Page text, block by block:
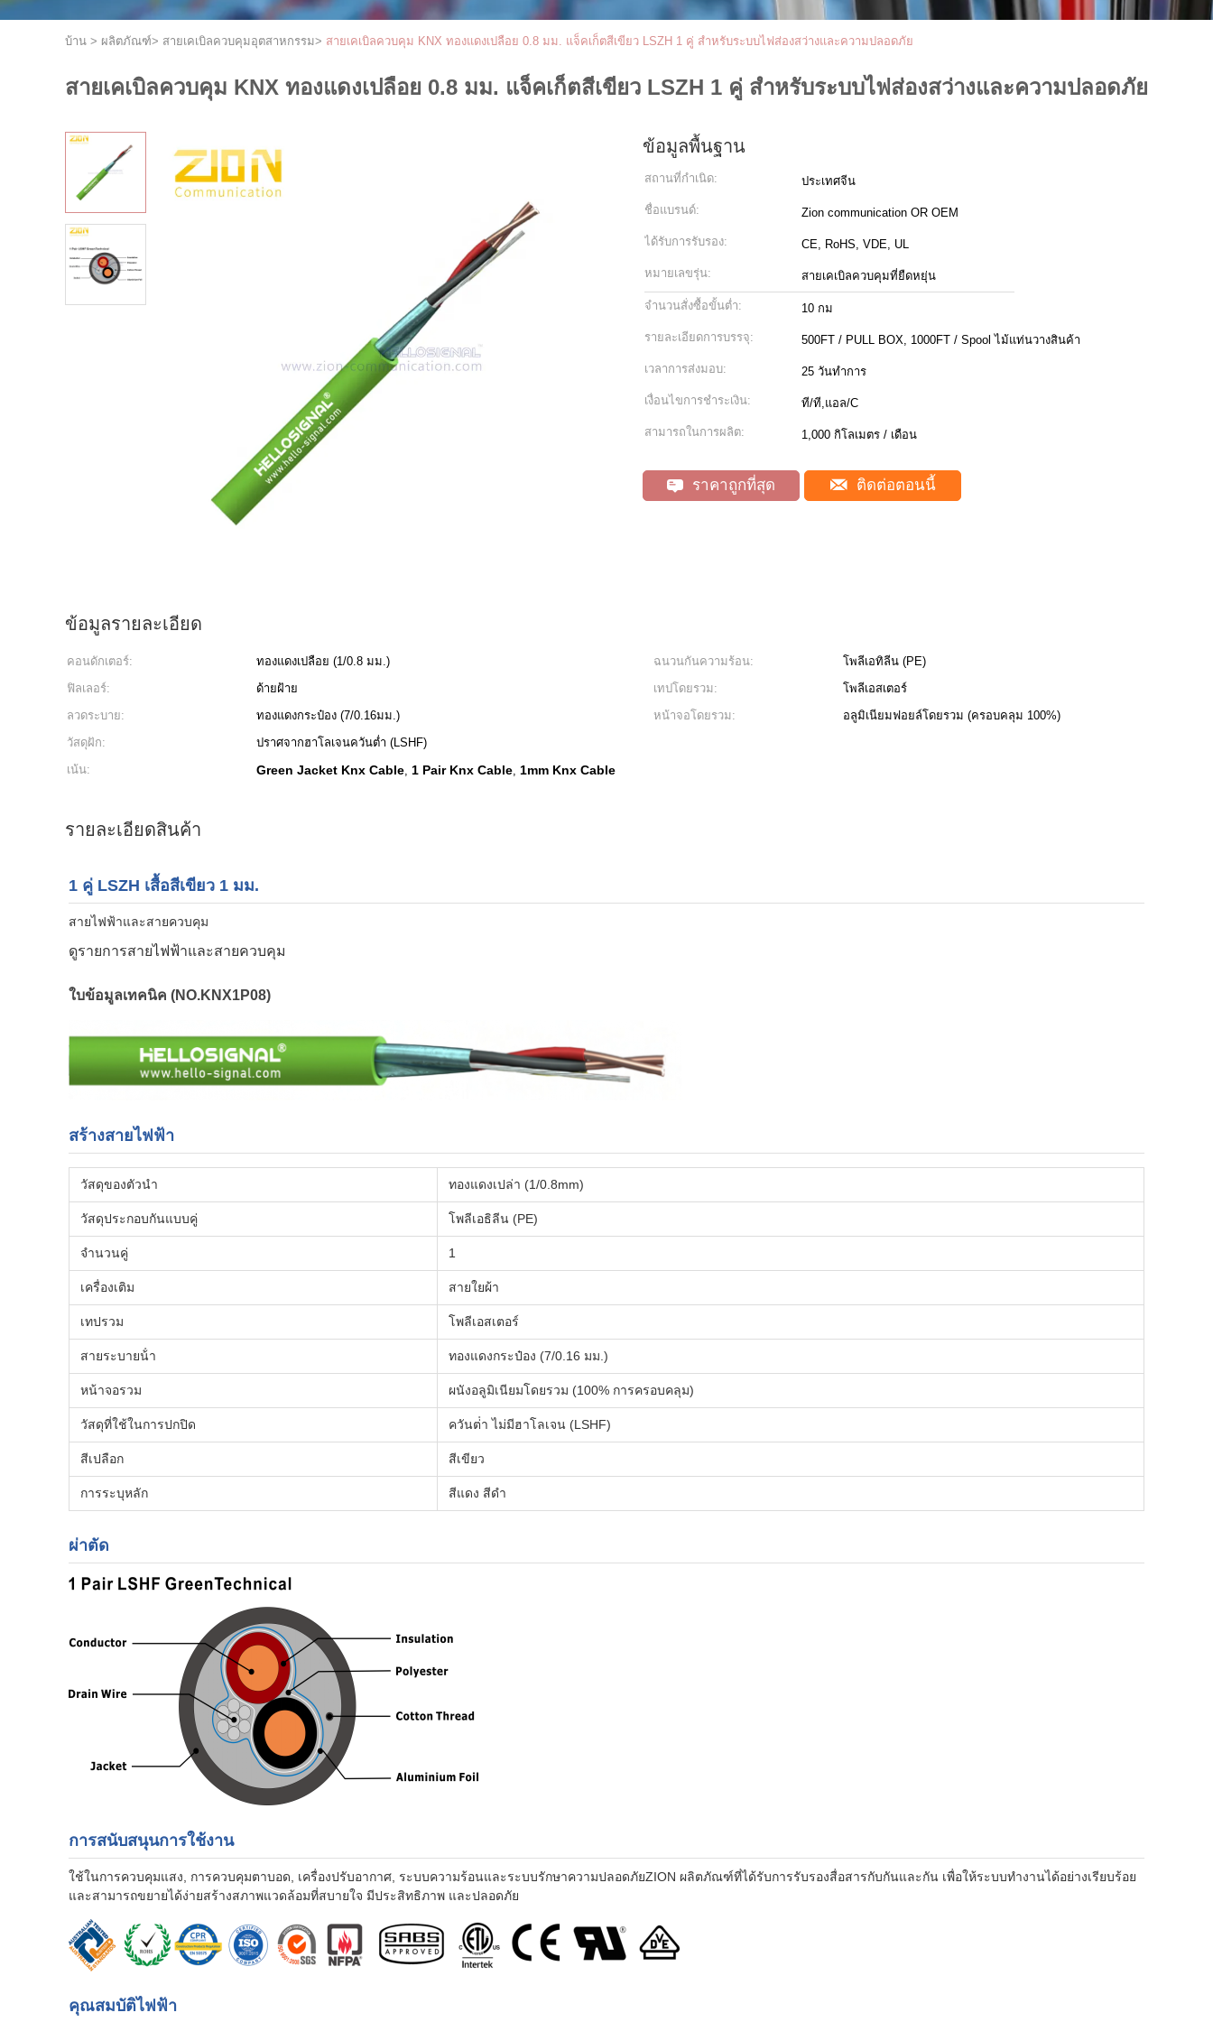
บ้าน > ผลิตภัณฑ์> สายเคเบิลควบคุมอุตสาหกรรม> สายเคเบิลควบคุม KNX ทองแดงเปลือย 0.8 มม. แจ็คเก็ตสีเขียว LSZH 1 คู่ สำหรับระบบไฟส่องสว่างและความปลอดภัย
สายเคเบิลควบคุม KNX ทองแดงเปลือย 0.8 มม. แจ็คเก็ตสีเขียว LSZH 1 คู่ สำหรับระบบไฟส่องสว่างและความปลอดภัย
ข้อมูลพื้นฐาน
สถานที่กำเนิด: ประเทศจีน
ชื่อแบรนด์: Zion communication OR OEM
ได้รับการรับรอง: CE, RoHS, VDE, UL
หมายเลขรุ่น: สายเคเบิลควบคุมที่ยืดหยุ่น
จำนวนสั่งซื้อขั้นต่ำ: 10 กม
รายละเอียดการบรรจุ: 500FT / PULL BOX, 1000FT / Spool ไม้แท่นวางสินค้า
เวลาการส่งมอบ: 25 วันทำการ
เงื่อนไขการชำระเงิน: ที/ที,แอล/C
สามารถในการผลิต: 1,000 กิโลเมตร / เดือน
ราคาถูกที่สุด ติดต่อตอนนี้
ข้อมูลรายละเอียด
คอนดักเตอร์: ทองแดงเปลือย (1/0.8 มม.) ฉนวนกันความร้อน:
โพลีเอทิลีน (PE)
ฟิลเลอร์:
ด้ายฝ้าย เทปโดยรวม:
โพลีเอสเตอร์
ลวดระบาย:
ทองแดงกระป๋อง (7/0.16มม.) หน้าจอโดยรวม:
อลูมิเนียมฟอยล์โดยรวม (ครอบคลุม 100%)
วัสดุฝัก:
ปราศจากฮาโลเจนควันต่ำ (LSHF)
เน้น:
Green Jacket Knx Cable, 1 Pair Knx Cable, 1mm Knx Cable
รายละเอียดสินค้า
1 คู่ LSZH เสื้อสีเขียว 1 มม.
สายไฟฟ้าและสายควบคุม
ดูรายการสายไฟฟ้าและสายควบคุม
ใบข้อมูลเทคนิค (NO.KNX1P08)
สร้างสายไฟฟ้า
วัสดุของตัวนํา ทองแดงเปล่า (1/0.8mm)
วัสดุประกอบกันแบบคู่ โพลีเอธิลีน (PE)
จํานวนคู่ 1
เครื่องเติม สายใยผ้า
เทปรวม โพลีเอสเตอร์
สายระบายน้ํา ทองแดงกระป๋อง (7/0.16 มม.)
หน้าจอรวม ผนังอลูมิเนียมโดยรวม (100% การครอบคลุม)
วัสดุที่ใช้ในการปกปิด ควันต่ํา ไม่มีฮาโลเจน (LSHF)
สีเปลือก สีเขียว
การระบุหลัก สีแดง สีดํา
ผ่าตัด
การสนับสนุนการใช้งาน
ใช้ในการควบคุมแสง, การควบคุมตาบอด, เครื่องปรับอากาศ, ระบบความร้อนและระบบรักษาความปลอดภัยZION ผลิตภัณฑ์ที่ได้รับการรับรองสื่อสารกับกันและกัน เพื่อให้ระบบทํางานได้อย่างเรียบร้อย
และสามารถขยายได้ง่ายสร้างสภาพแวดล้อมที่สบายใจ มีประสิทธิภาพ และปลอดภัย
คุณสมบัติไฟฟ้า